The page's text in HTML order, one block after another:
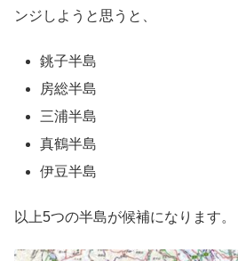
ンジしようと思うと、
銚子半島
房総半島
三浦半島
真鶴半島
伊豆半島
以上5つの半島が候補になります。